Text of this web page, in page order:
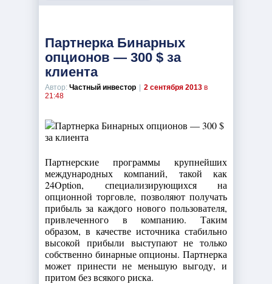
Партнерка Бинарных
опционов — 300 $ за
клиента
Автор: Частный инвестор 2 сентября 2013 в
21:48
Партнерские программы крупнейших
международных компаний, такой как
24Option, специализирующихся на
опционной торговле, позволяют получать
прибыль за каждого нового пользователя,
привлеченного в компанию. Таким
образом, в качестве источника стабильно
высокой прибыли выступают не только
собственно бинарные опционы. Партнерка
может принести не меньшую выгоду, и
притом без всякого риска.